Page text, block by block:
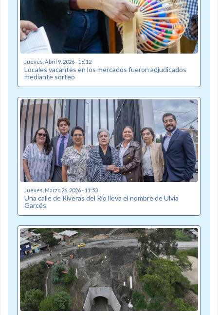
Jueves, Abril 9, 2026 - 16:12
Locales vacantes en los mercados fueron adjudicados
mediante sorteo
Jueves, Marzo 26, 2026 - 11:53
Una calle de Riveras del Río lleva el nombre de Ulvia
Garcés